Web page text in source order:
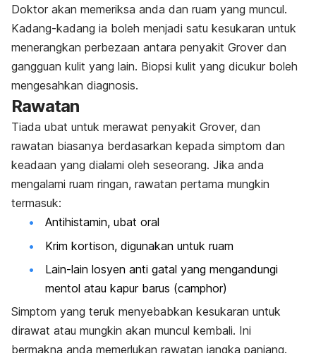
Doktor akan memeriksa anda dan ruam yang muncul.
Kadang-kadang ia boleh menjadi satu kesukaran untuk
menerangkan perbezaan antara penyakit Grover dan
gangguan kulit yang lain. Biopsi kulit yang dicukur boleh
mengesahkan diagnosis.
Rawatan
Tiada ubat untuk merawat penyakit Grover, dan
rawatan biasanya berdasarkan kepada simptom dan
keadaan yang dialami oleh seseorang. Jika anda
mengalami ruam ringan, rawatan pertama mungkin
termasuk:
Antihistamin, ubat oral
Krim kortison, digunakan untuk ruam
Lain-lain losyen anti gatal yang mengandungi
mentol atau kapur barus (camphor)
Simptom yang teruk menyebabkan kesukaran untuk
dirawat atau mungkin akan muncul kembali. Ini
bermakna anda memerlukan rawatan jangka panjang.